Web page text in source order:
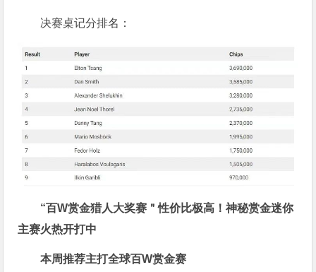
决赛桌记分排名：
“百W赏金猎人大奖赛＂性价比极高！神秘赏金迷你
主赛火热开打中
本周推荐主打全球百W赏金赛